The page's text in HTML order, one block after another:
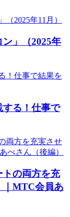
」（2025年
する！仕事で
トの両方を充
｜MTC会員あ